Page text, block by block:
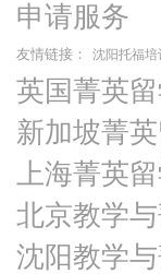
申请服务
友情链接： 沈阳托福培
英国菁英
新加坡菁英
上海菁英
北京教学
沈阳教学